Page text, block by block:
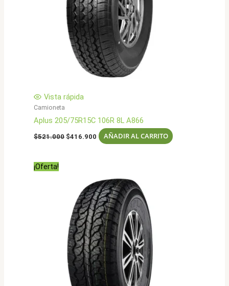
Vista rápida
Camioneta
Aplus 205/75R15C 106R 8L A866
$521.000 El
$416.900 El
precio
AÑADIR AL CARRITO
¡Oferta!